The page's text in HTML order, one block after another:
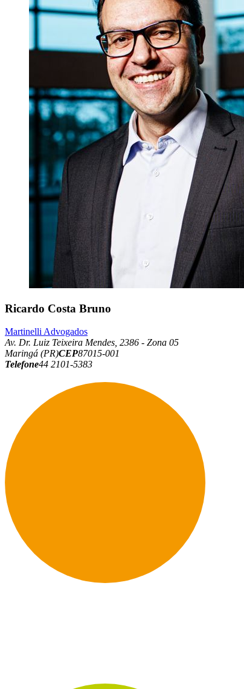
Ricardo Costa Bruno
Martinelli Advogados
Av. Dr. Luiz Teixeira Mendes, 2386 - Zona 05
Maringá (PR)CEP87015-001
Telefone44 2101-5383